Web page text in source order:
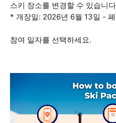
스키 장소를 변경할 수 있습니
* 개장일: 2026년 6월 13일 -
참여 일자를 선택하세요.